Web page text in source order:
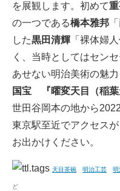
を展観します。初めて
の一つである橋本雅邦
した黒田清輝 「裸体婦
く、当時としてはセン
あせない明治美術の魅
国宝 『曜変天目（稲葉
世田谷岡本の地から
東京駅至近でアクセス
お出かけください。
天目茶碗 明治工芸 明
ど